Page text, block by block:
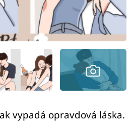
vypadá opravdová láska.